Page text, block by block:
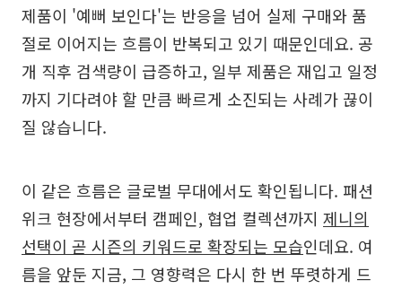
제품이 '예뻐 보인다'는 반응을 넘어 실제 구매와 품
절로 이어지는 흐름이 반복되고 있기 때문인데요. 공
개 직후 검색량이 급증하고, 일부 제품은 재입고 일정
까지 기다려야 할 만큼 빠르게 소진되는 사례가 끊이
질 않습니다.
이 같은 흐름은 글로벌 무대에서도 확인됩니다. 패션
위크 현장에서부터 캠페인, 협업 컬렉션까지 제니의
선택이 곧 시즌의 키워드로 확장되는 모습인데요. 여
름을 앞둔 지금, 그 영향력은 다시 한 번 뚜렷하게 드